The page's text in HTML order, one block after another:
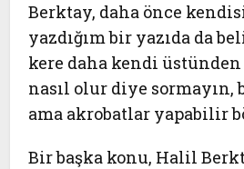
Berktay, daha önce
yazdığım bir yazıda da
kere daha kendi üstünden
nasıl olur diye sormayın,
ama akrobatlar yapabilir
Bir başka konu, Halil